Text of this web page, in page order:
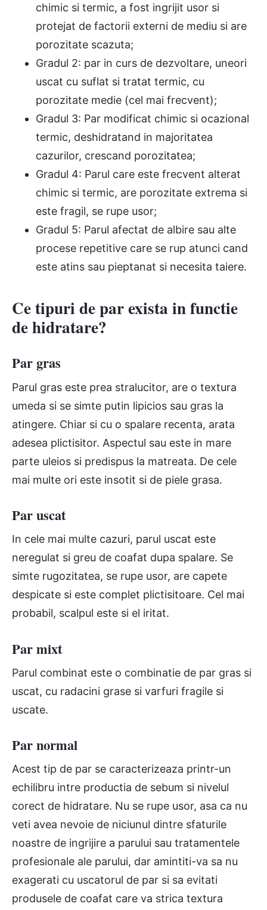
chimic si termic, a fost ingrijit usor si
protejat de factorii externi de mediu si are
porozitate scazuta;
Gradul 2: par in curs de dezvoltare, uneori
uscat cu suflat si tratat termic, cu
porozitate medie (cel mai frecvent);
Gradul 3: Par modificat chimic si ocazional
termic, deshidratand in majoritatea
cazurilor, crescand porozitatea;
Gradul 4: Parul care este frecvent alterat
chimic si termic, are porozitate extrema si
este fragil, se rupe usor;
Gradul 5: Parul afectat de albire sau alte
procese repetitive care se rup atunci cand
este atins sau pieptanat si necesita taiere.
Ce tipuri de par exista in functie
de hidratare?
Par gras
Parul gras este prea stralucitor, are o textura
umeda si se simte putin lipicios sau gras la
atingere. Chiar si cu o spalare recenta, arata
adesea plictisitor. Aspectul sau este in mare
parte uleios si predispus la matreata. De cele
mai multe ori este insotit si de piele grasa.
Par uscat
In cele mai multe cazuri, parul uscat este
neregulat si greu de coafat dupa spalare. Se
simte rugozitatea, se rupe usor, are capete
despicate si este complet plictisitoare. Cel mai
probabil, scalpul este si el iritat.
Par mixt
Parul combinat este o combinatie de par gras si
uscat, cu radacini grase si varfuri fragile si
uscate.
Par normal
Acest tip de par se caracterizeaza printr-un
echilibru intre productia de sebum si nivelul
corect de hidratare. Nu se rupe usor, asa ca nu
veti avea nevoie de niciunul dintre sfaturile
noastre de ingrijire a parului sau tratamentele
profesionale ale parului, dar amintiti-va sa nu
exagerati cu uscatorul de par si sa evitati
produsele de coafat care va strica textura